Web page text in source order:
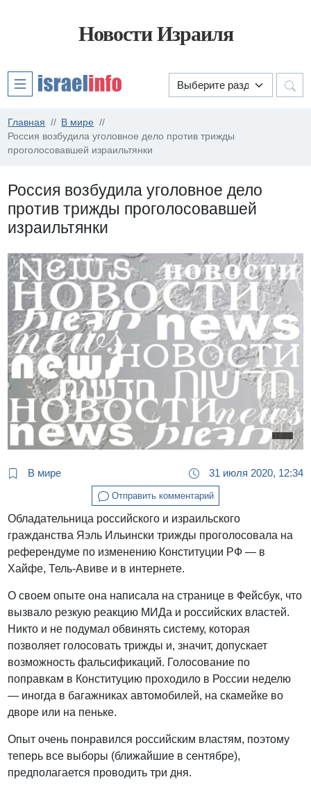
Новости Израиля
Главная
В мире
Россия возбудила уголовное дело против трижды
проголосовавшей израильтянки
Россия возбудила уголовное дело
против трижды проголосовавшей
израильтянки
В мире 31 июля 2020, 12:34
Отправить комментарий
Обладательница российского и израильского
гражданства Яэль Ильински трижды проголосовала на
референдуме по изменению Конституции РФ — в
Хайфе, Тель-Авиве и в интернете.
О своем опыте она написала на странице в Фейсбук, что
вызвало резкую реакцию МИДа и российских властей.
Никто и не подумал обвинять систему, которая
позволяет голосовать трижды и, значит, допускает
возможность фальсификаций. Голосование по
поправкам в Конституцию проходило в России неделю
— иногда в багажниках автомобилей, на скамейке во
дворе или на пеньке.
Опыт очень понравился российским властям, поэтому
теперь все выборы (ближайшие в сентябре),
предполагается проводить три дня.